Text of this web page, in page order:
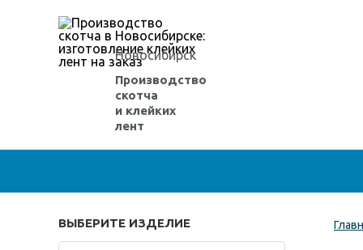
Новосибирск
Производство
скотча
и клейких
лент
ВЫБЕРИТЕ ИЗДЕЛИЕ